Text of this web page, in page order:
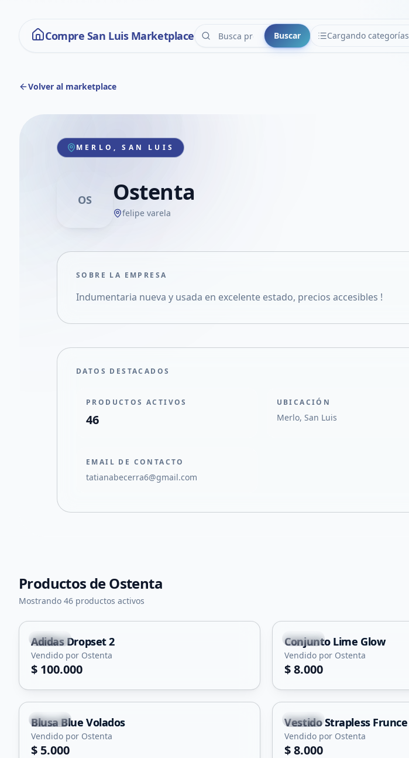
Compre San Luis Marketplace Buscar Cargando categorías
CATEGORÍAS
Volver al marketplace
MERLO, SAN LUIS
OS Ostenta
felipe varela
SOBRE LA EMPRESA
Indumentaria nueva y usada en excelente estado, precios accesibles !
DATOS DESTACADOS
PRODUCTOS ACTIVOS
46
UBICACIÓN
Merlo, San Luis
EMAIL DE CONTACTO
tatianabecerra6@gmail.com
Productos deOstenta
Mostrando 46 productos activos
Merlo
Adidas Dropset 2
Vendido por Ostenta
$ 100.000
Merlo
Conjunto Lime Glow
Vendido por Ostenta
$ 8.000
Merlo
Blusa Blue Volados
Vendido por Ostenta
$ 5.000
Merlo
Vestido Strapless Frunce
Vendido por Ostenta
$ 8.000